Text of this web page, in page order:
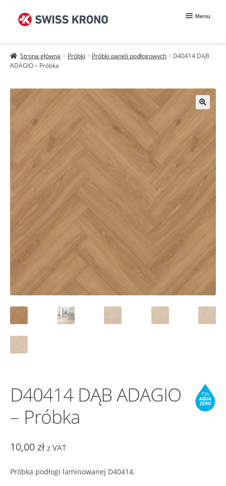
Przejdź
Przejdź
Menu
Próbki
Rozwiń
menu
Wzorniki
Moje konto
Zamówienie
Jak kupować?
Próbki MDF BE.Velvet
Strona główna Próbki Próbki paneli podłogowych
D40414 DĄB
ADAGIO – Próbka
D40414 DĄB ADAGIO
– Próbka
10,00zł z VAT
Próbka podłogi laminowanej D40414.